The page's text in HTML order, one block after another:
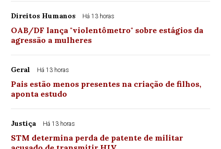
Direitos Humanos Há 13 horas
OAB/DF lança "violentômetro" sobre estágios da
agressão a mulheres
Geral Há 13 horas
Pais estão menos presentes na criação de filhos,
aponta estudo
Justiça Há 13 horas
STM determina perda de patente de militar